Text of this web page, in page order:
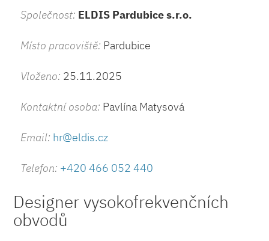
Společnost: ELDIS Pardubice s.r.o.
Místo pracoviště: Pardubice
Vloženo: 25.11.2025
Kontaktní osoba: Pavlína Matysová
Email: hr@eldis.cz
Telefon: +420 466 052 440
Designer vysokofrekvenčních
obvodů